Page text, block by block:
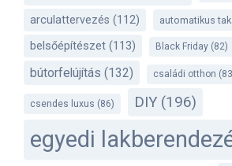
arculattervezés (112) automatikus
belsőépítészet (113) Black Friday (82)
bútorfelújítás (132) családi otthon
csendes luxus (86) DIY (196)
egyedi